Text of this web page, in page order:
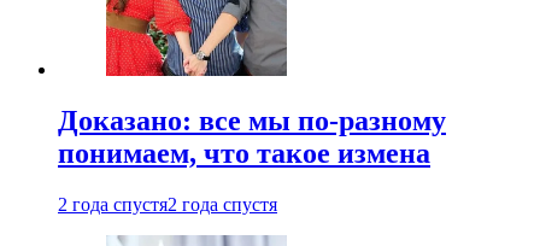
Доказано: все мы по-разному
понимаем, что такое измена
2 года спустя2 года спустя